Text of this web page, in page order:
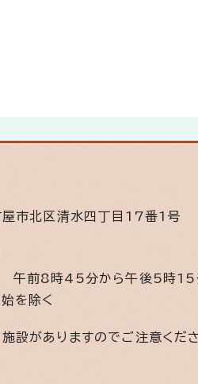
屋市北区清水四丁目17番1号
午前8時45分から午後5時15
を除く
設がありますのでご注意くだ